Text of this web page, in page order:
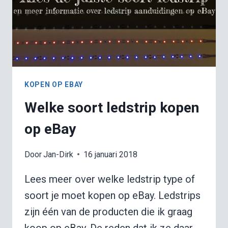
KOPEN OP EBAY
Welke soort ledstrip kopen
op eBay
DoorJan-Dirk 16 januari 2018
Lees meer over welke ledstrip type of
soort je moet kopen op eBay. Ledstrips
zijn één van de producten die ik graag